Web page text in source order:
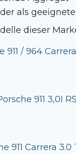
als
dieser
911 / 964
911 3,0I RS
911 Carrera 3.0